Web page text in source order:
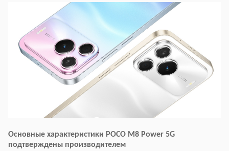
Основные характеристики POCO M8 Power 5G
подтверждены производителем